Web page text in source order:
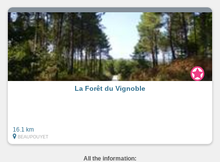
La Forêt du Vignoble
16.1 km
BEAUPOUYET
All the information: